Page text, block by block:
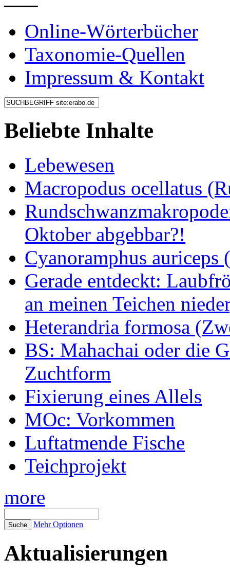
Online-Wörterbücher
Taxonomie-Quellen
Impressum & Kontakt
Beliebte Inhalte
Lebewesen
Macropodus ocellatus
Oktober abgebbar?!
Cyanoramphus
Gerade entdeckt:
an meinen Teichen
Heterandria formosa
BS: Mahachai oder die
Zuchtform
Fixierung eines Allels
MOc: Vorkommen
Luftatmende Fische
Teichprojekt
more
Mehr Optionen
Aktualisierungen